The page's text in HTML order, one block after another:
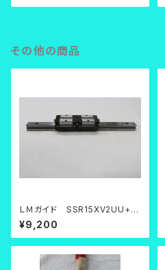
その他の商品
ＬＭガイド SSR15XV2UU+2
20LY
¥9,200